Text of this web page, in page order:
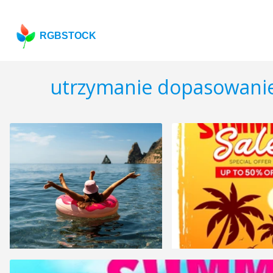
RGBSTOCK
utrzymanie